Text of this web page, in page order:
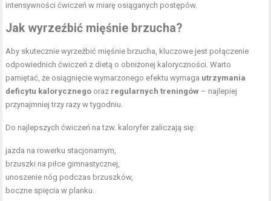
intensywności ćwiczeń w miarę osiąganych postępów.
Jak wyrzeźbić mięśnie brzucha?
Aby skutecznie wyrzeźbić mięśnie brzucha, kluczowe jest połączenie
odpowiednich ćwiczeń z dietą o obniżonej kaloryczności. Warto
pamiętać, że osiągnięcie wymarzonego efektu wymaga utrzymania
deficytu kalorycznego oraz regularnych treningów – najlepiej
przynajmniej trzy razy w tygodniu.
Do najlepszych ćwiczeń na tzw. kaloryfer zaliczają się:
jazda na rowerku stacjonarnym,
brzuszki na piłce gimnastycznej,
unoszenie nóg podczas brzuszków,
boczne spięcia w planku.